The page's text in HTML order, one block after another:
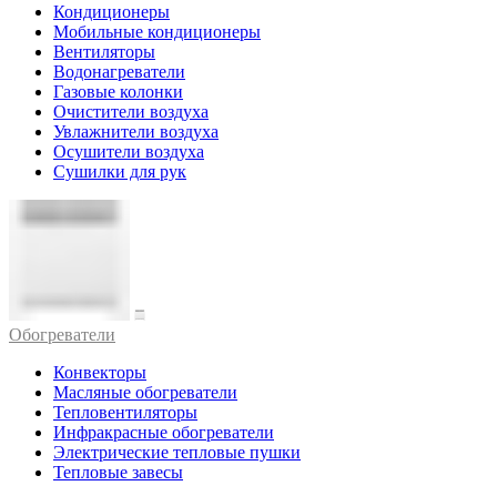
Кондиционеры
Мобильные кондиционеры
Вентиляторы
Водонагреватели
Газовые колонки
Очистители воздуха
Увлажнители воздуха
Осушители воздуха
Сушилки для рук
Обогреватели
Конвекторы
Масляные обогреватели
Тепловентиляторы
Инфракрасные обогреватели
Электрические тепловые пушки
Тепловые завесы